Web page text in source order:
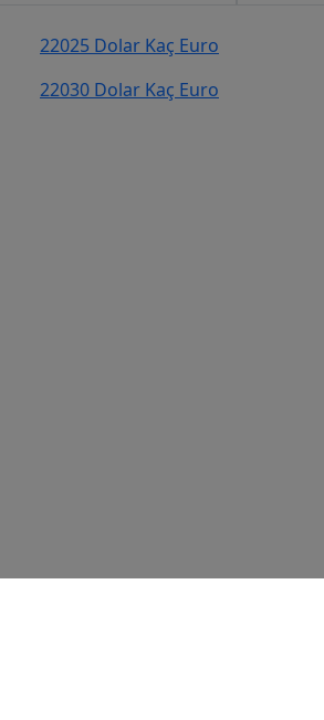
22025 Dolar Kaç Euro
22030 Dolar Kaç Euro